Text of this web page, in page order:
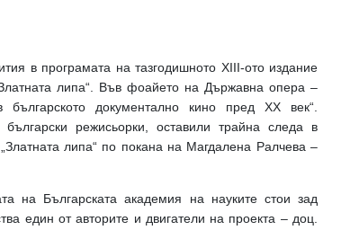
в програмата на тазгодишното XIII-ото издание
липа“. Във фоайето на Държавна опера –
документално кино пред ХХ век“.
режисьорки, оставили трайна следа в
липа“ по покана на Магдалена Ралчева –
на Българската академия на науките стои зад
един от авторите и двигатели на проекта – доц.